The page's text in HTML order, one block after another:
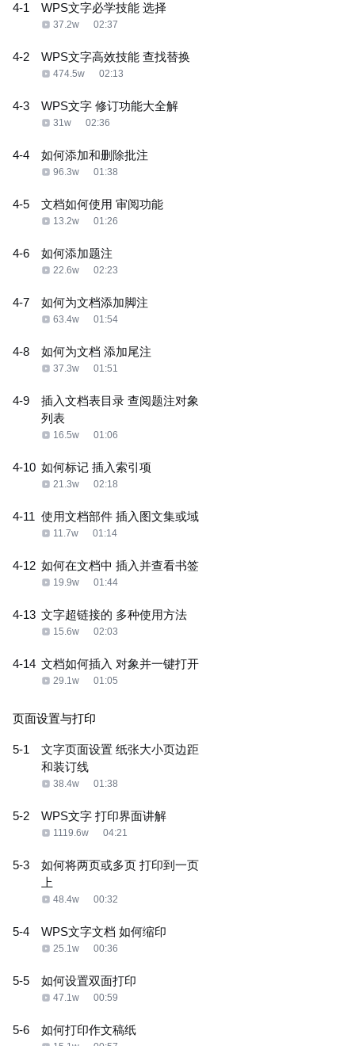
4-1 WPS文字必学技能 选择
37.2w 02:37
4-2 WPS文字高效技能 查找替换
474.5w 02:13
4-3 WPS文字 修订功能大全解
31w 02:36
4-4 如何添加和删除批注
96.3w 01:38
4-5 文档如何使用 审阅功能
13.2w 01:26
4-6 如何添加题注
22.6w 02:23
4-7 如何为文档添加脚注
63.4w 01:54
4-8 如何为文档 添加尾注
37.3w 01:51
4-9
插入文档表目录 查阅题注对象
列表
16.5w 01:06
4-10 如何标记 插入索引项
21.3w 02:18
4-11 使用文档部件 插入图文集或域
11.7w 01:14
4-12 如何在文档中 插入并查看书签
19.9w 01:44
4-13 文字超链接的 多种使用方法
15.6w 02:03
4-14 文档如何插入 对象并一键打开
29.1w 01:05
页面设置与打印
5-1
文字页面设置 纸张大小页边距
和装订线
38.4w 01:38
5-2 WPS文字 打印界面讲解
1119.6w 04:21
5-3
如何将两页或多页 打印到一页
上
48.4w 00:32
5-4 WPS文字文档 如何缩印
25.1w 00:36
5-5 如何设置双面打印
47.1w 00:59
5-6 如何打印作文稿纸